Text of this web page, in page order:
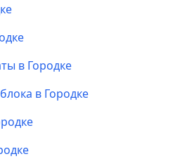
в Городке
в Городке